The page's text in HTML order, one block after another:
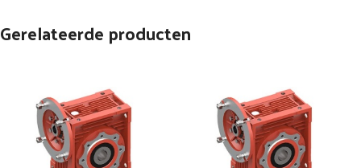
Gerelateerde producten